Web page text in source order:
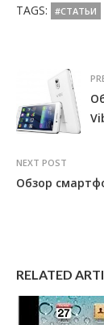
TAGS: #СТАТЬИ
NEXT POST
Обзор
RELATED